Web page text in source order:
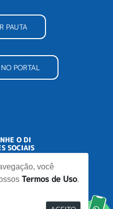
você
Termos de Uso.
PAUTA
PORTAL
O DI
SOCIAIS